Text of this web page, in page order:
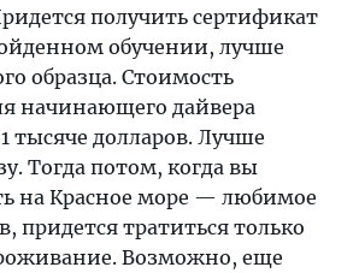
получить сертификат
обучении, лучше
образца. Стоимость
начинающего дайвера
тысяче долларов. Лучше
Тогда потом, когда вы
на Красное море — любимое
придется тратиться только
Возможно, еще